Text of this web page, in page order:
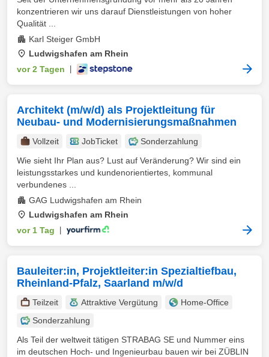
konzentrieren wir uns darauf Dienstleistungen von hoher
Qualität ...
Karl Steiger GmbH
Ludwigshafen am Rhein
vor 2 Tagen
Architekt (m/w/d) als Projektleitung für
Neubau- und Modernisierungsmaßnahmen
Vollzeit JobTicket
Sonderzahlung
Wie sieht Ihr Plan aus? Lust auf Veränderung? Wir sind ein
leistungsstarkes und kundenorientiertes, kommunal
verbundenes ...
GAG Ludwigshafen am Rhein
Ludwigshafen am Rhein
vor 1 Tag
Bauleiter:in, Projektleiter:in Spezialtiefbau,
Rheinland-Pfalz, Saarland m/w/d
Teilzeit Attraktive Vergütung
Home-Office
Sonderzahlung
Als Teil der weltweit tätigen STRABAG SE und Nummer eins
im deutschen Hoch- und Ingenieurbau bauen wir bei ZÜBLIN